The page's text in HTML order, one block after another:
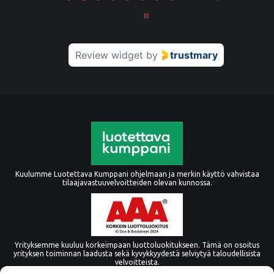
Review widget by trustmary
Kuulumme Luotettava Kumppani ohjelmaan ja merkin käyttö vahvistaa
tilaajavastuuvelvoitteiden olevan kunnossa.
Yrityksemme kuuluu korkeimpaan luottoluokitukseen. Tämä on osoitus
yrityksen toiminnan laadusta sekä kyvykkyydestä selviytyä taloudellisista
velvoitteista.